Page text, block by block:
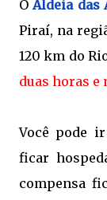
OAldeia das
Piraí, na
120 km do
duas horas e
Você pode
ficar
compensa